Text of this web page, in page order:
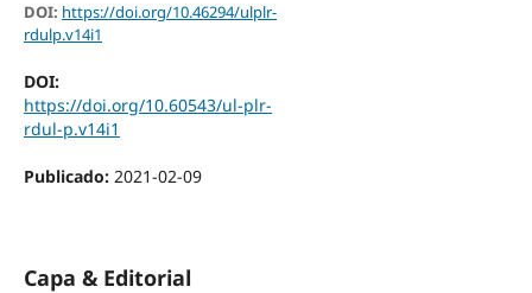
DOI: https://doi.org/10.46294/ulplr-
rdulp.v14i1
DOI:
https://doi.org/10.60543/ul-plr-
rdul-p.v14i1
Publicado: 2021-02-09
Capa & Editorial